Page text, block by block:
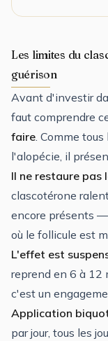
Les limites du
guérison
Avant d'investir
faut comprendre
faire . Comme
l'alopécie, il
Il ne restaure pas
clascotérone
encore présents
où le follicule est
L'effet est
reprend en 6 à 12
c'est un
Application
par jour, tous les